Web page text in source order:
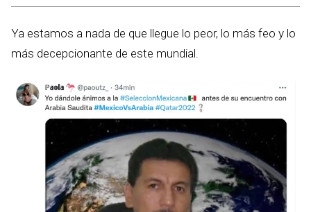
Ya estamos a nada de que llegue lo peor, lo más feo y lo
más decepcionante de este mundial.